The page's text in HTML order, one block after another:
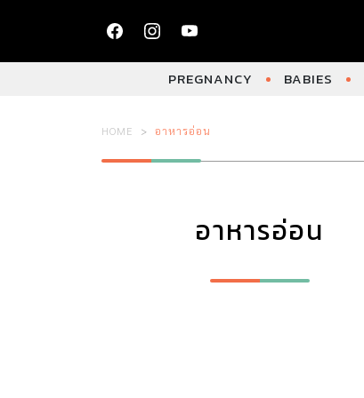
PREGNANCY BABIES
HOME อาหารอ่อน
อาหารอ่อน